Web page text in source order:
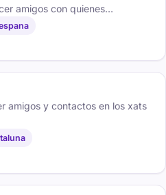
amigos con quienes
amigos y contactos en los xats